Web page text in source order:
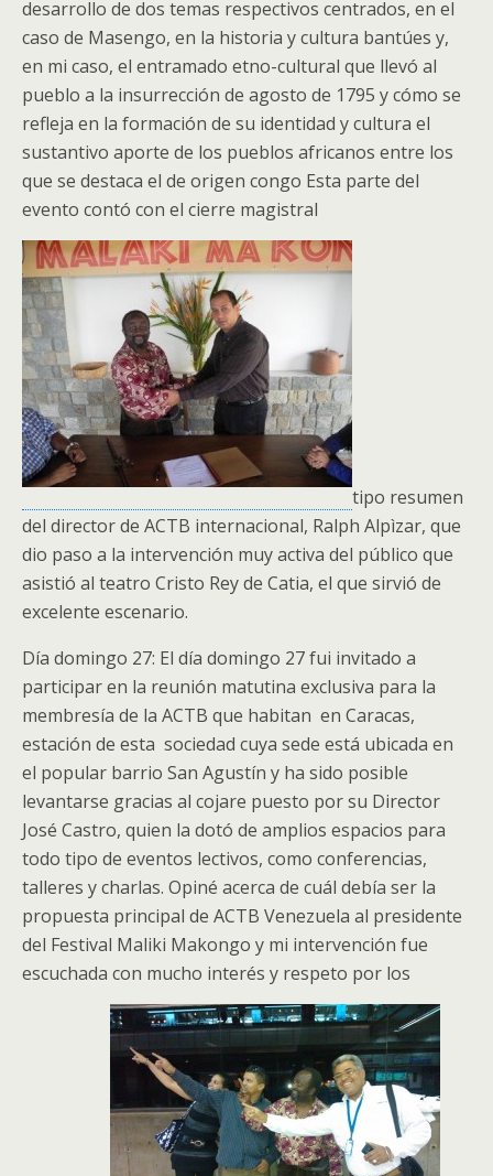
desarrollo de dos temas respectivos centrados, en el
caso de Masengo, en la historia y cultura bantúes y,
en mi caso, el entramado etno-cultural que llevó al
pueblo a la insurrección de agosto de 1795 y cómo se
refleja en la formación de su identidad y cultura el
sustantivo aporte de los pueblos africanos entre los
que se destaca el de origen congo Esta parte del
evento contó con el cierre magistral
tipo resumen
del director de ACTB internacional, Ralph Alpìzar, que
dio paso a la intervención muy activa del público que
asistió al teatro Cristo Rey de Catia, el que sirvió de
excelente escenario.
Día domingo 27: El día domingo 27 fui invitado a
participar en la reunión matutina exclusiva para la
membresía de la ACTB que habitan en Caracas,
estación de esta sociedad cuya sede está ubicada en
el popular barrio San Agustín y ha sido posible
levantarse gracias al cojare puesto por su Director
José Castro, quien la dotó de amplios espacios para
todo tipo de eventos lectivos, como conferencias,
talleres y charlas. Opiné acerca de cuál debía ser la
propuesta principal de ACTB Venezuela al presidente
del Festival Maliki Makongo y mi intervención fue
escuchada con mucho interés y respeto por los